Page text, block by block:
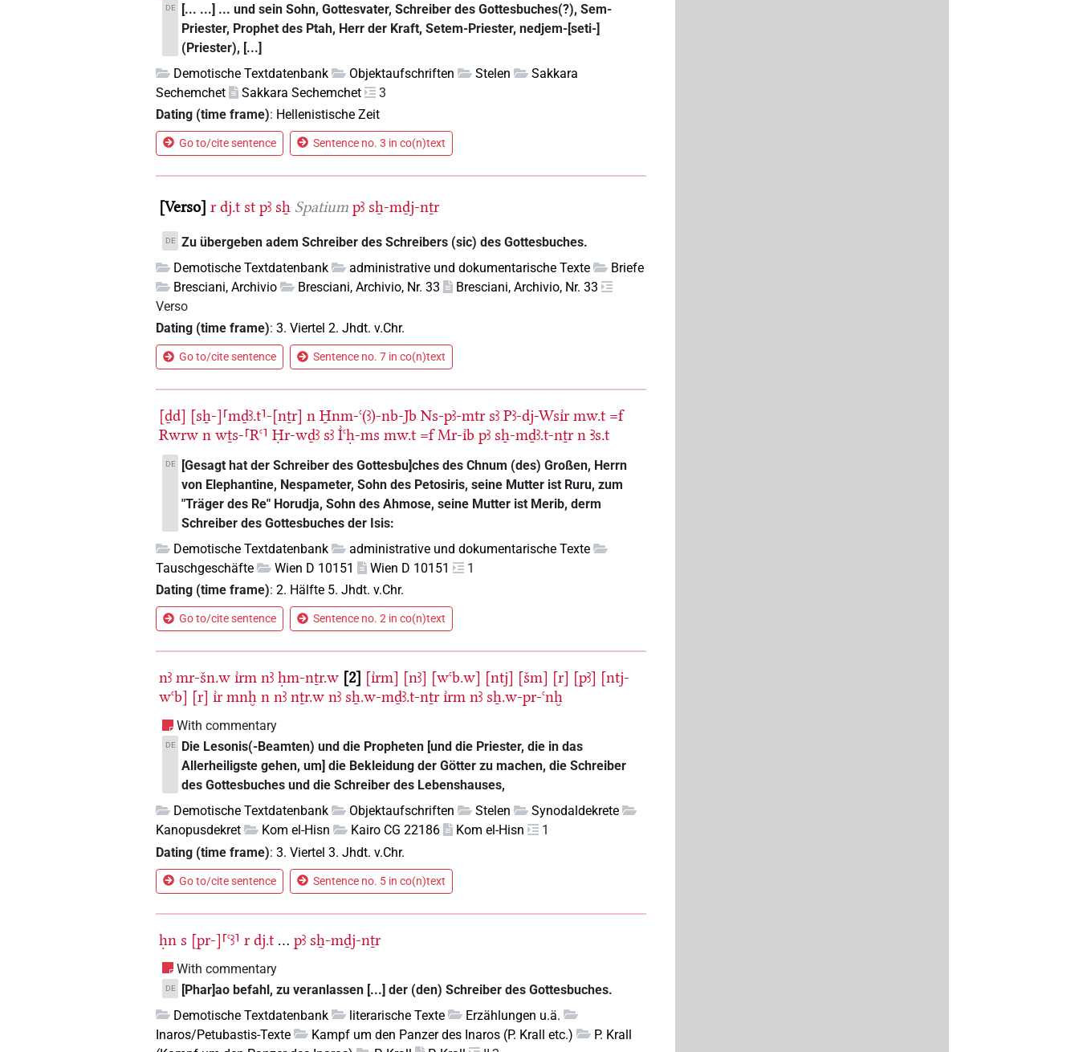
DE
[... ...] ... und sein Sohn, Gottesvater, Schreiber des Gottesbuches(?), Sem-
Priester, Prophet des Ptah, Herr der Kraft, Setem-Priester, nedjem-[seti-]
(Priester), [...]
Demotische Textdatenbank
Objektaufschriften Stelen
Sakkara
Sechemchet
Sakkara Sechemchet
3
Dating (time frame): Hellenistische Zeit
Go to/cite sentence Sentence no. 3 in co(n)text
Verso r dj.t st pꜣ sẖ Spatium pꜣ sẖ-mḏj-nṯr
DE Zu übergeben adem Schreiber des Schreibers (sic) des Gottesbuches.
Demotische Textdatenbank
administrative und dokumentarische Texte
Briefe
Bresciani, Archivio
Bresciani, Archivio, Nr. 33
Bresciani, Archivio, Nr. 33
Verso
Dating (time frame):3. Viertel 2. Jhdt. v.Chr.
Go to/cite sentence Sentence no. 7 in co(n)text
[ḏd] [sẖ-]⸢mḏꜣ.t⸣-[nṯr] n H̱nm-ꜥ(ꜣ)-nb-Jb Ns-pꜣ-mtr sꜣ Pꜣ-dj-Wsı͗r mw.t =f
Rwrw n wṯs-⸢Rꜥ⸣ Ḥr-wḏꜣ sꜣ I͗ꜥḥ-ms mw.t =f Mr-ı͗b pꜣ sẖ-mḏꜣ.t-nṯr n Ꜣs.t
DE
[Gesagt hat der Schreiber des Gottesbu]ches des Chnum (des) Großen, Herrn
von Elephantine, Nespameter, Sohn des Petosiris, seine Mutter ist Ruru, zum
"Träger des Re" Horudja, Sohn des Ahmose, seine Mutter ist Merib, derm
Schreiber des Gottesbuches der Isis:
Demotische Textdatenbank
administrative und dokumentarische Texte
Tauschgeschäfte
Wien D 10151 Wien D 10151
1
Dating (time frame):2. Hälfte 5. Jhdt. v.Chr.
Go to/cite sentence Sentence no. 2 in co(n)text
nꜣ mr-šn.w ı͗rm nꜣ ḥm-nṯr.w 2 [ı͗rm] [nꜣ] [wꜥb.w] [ntj] [šm] [r] [pꜣ] [ntj-
wꜥb] [r] ı͗r mnḫ n nꜣ nṯr.w nꜣ sẖ.w-mḏꜣ.t-nṯr ı͗rm nꜣ sẖ.w-pr-ꜥnḫ
With commentary
DE
Die Lesonis(-Beamten) und die Propheten [und die Priester, die in das
Allerheiligste gehen, um] die Bekleidung der Götter zu machen, die Schreiber
des Gottesbuches und die Schreiber des Lebenshauses,
Demotische Textdatenbank
Objektaufschriften Stelen
Synodaldekrete
Kanopusdekret
Kom el-Hisn Kairo CG 22186 Kom el-Hisn
1
Dating (time frame):3. Viertel 3. Jhdt. v.Chr.
Go to/cite sentence Sentence no. 5 in co(n)text
ḥn s [pr-]⸢ꜥꜣ⸣ r dj.t ... pꜣ sẖ-mḏj-nṯr
With commentary
DE
[Phar]ao befahl, zu veranlassen [...] der (den) Schreiber des Gottesbuches.
Demotische Textdatenbank
literarische Texte
Erzählungen u.ä.
Inaros/Petubastis-Texte
Kampf um den Panzer des Inaros (P. Krall etc.)
P. Krall